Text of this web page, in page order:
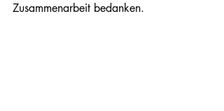
Zusammenarbeit bedanken.